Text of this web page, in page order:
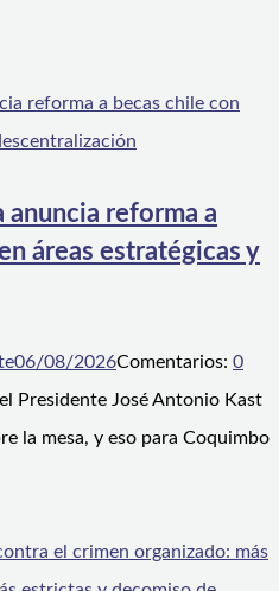
reforma a
áreas estratégicas y
06/08/2026Comentarios: 0
Presidente José Antonio Kast
la mesa, y eso para Coquimbo